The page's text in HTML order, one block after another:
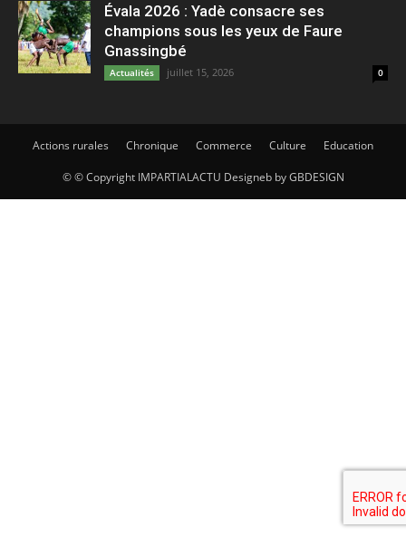
Évala 2026 : Yadè consacre ses
champions sous les yeux de Faure
Gnassingbé
Actualités juillet 15, 2026 0
Actions rurales Chronique Commerce Culture Education
© © Copyright IMPARTIALACTU Designeb by GBDESIGN